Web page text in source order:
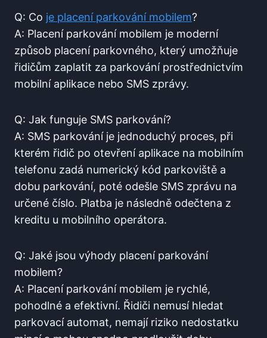
Q: Co je ⁣placení parkování mobilem?
A:‌ Placení parkování mobilem ⁢je moderní
způsob placení parkovného,‍ který‌ umožňuje
‌řidičům zaplatit za parkování ⁣prostřednictvím
mobilní aplikace nebo SMS ‍zprávy.
Q: ⁢Jak funguje SMS parkování?
A: SMS ‌parkování ⁢je jednoduchý proces, při​
kterém řidič⁣ po ‌otevření aplikace na⁢ mobilním
telefonu zadá numerický kód parkoviště⁢ a
⁣dobu parkování, poté⁣ odešle SMS zprávu na
určené​ číslo. ​Platba je následně odečtena z
kreditu ‌u ⁢mobilního operátora.
Q: Jaké jsou⁢ výhody placení parkování
mobilem?
A: Placení parkování mobilem je rychlé,
pohodlné a efektivní. Řidiči ⁢nemusí⁤ hledat
parkovací ‌automat, nemají riziko nedostatku‍